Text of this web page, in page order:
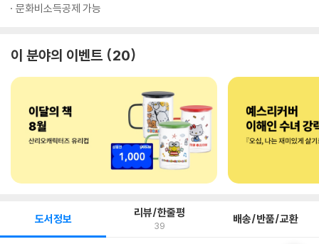
문화비소득공제 가능
이 분야의 이벤트 20
도서정보 리뷰/한줄평
39 배송/반품/교환